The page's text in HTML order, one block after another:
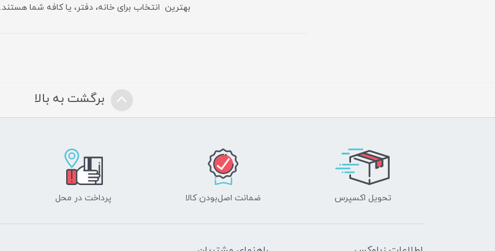
بهترین انتخاب برای خانه، دفتر، یا کافه شما هستند.
برگشت به بالا
تحویل اکسپرس ضمانت اصل‌بودن کالا پرداخت در محل